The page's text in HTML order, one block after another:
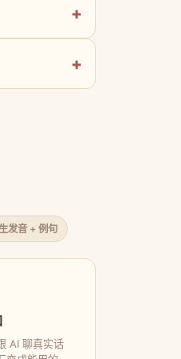
发音 + 例句
AI 聊真实话